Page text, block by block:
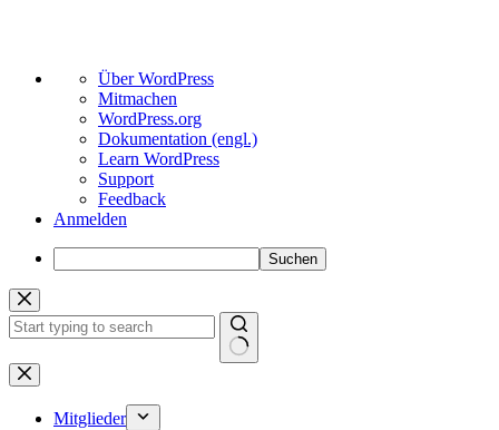
Über
WordPress
Über WordPress
Mitmachen
WordPress.org
Dokumentation (engl.)
Learn WordPress
Support
Feedback
Anmelden
Suchen
Zum
Inhalt
springen
Keine
Ergebnisse
Mitglieder